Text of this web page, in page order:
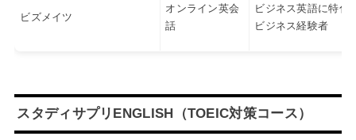
ビズメイツ
オンライン英会
話
ビジネス英語に特化
ビジネス経験者
スタディサプリENGLISH（TOEIC対策コース）